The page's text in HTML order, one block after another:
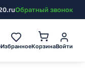
Обратный звонок
ИзбранноеКорзинаВойти